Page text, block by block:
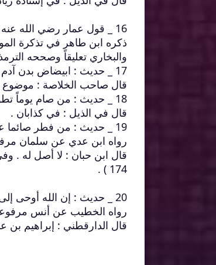
16 _ قول عمار رضي الله عنه : من صام يوم الشك فقد عصى أبا القاسم .
ذكره ابن طاهر في تذكرة
والبخاري تعليقاً وصححه
17 _ حديث : ابيضاض بدن آدم بصيام أيام البيض .
قال صاحب الخلاصة : موضوع
18 _ حديث : من صام يوماً تطوعاً فلو أعطى ملء الأرض ذهباً ما وفى بأجره .
قال في الذيل : في كذابان .
19 _ حديث : من فطر صائما على طعام وشراب من حلال : صلت عليه الملائكة .
رواه ابن عدي عن سلمان
قال ابن حبان : لا أصل له .
174 ) .
20 _ حديث : إن الله أوحى إلى الحفظة : أن لا تكتبوا على صوام عبيدي بعد العصر سيئة .
رواه الخطيب عن أنس
قال الدارقطني : إبراهيم بن